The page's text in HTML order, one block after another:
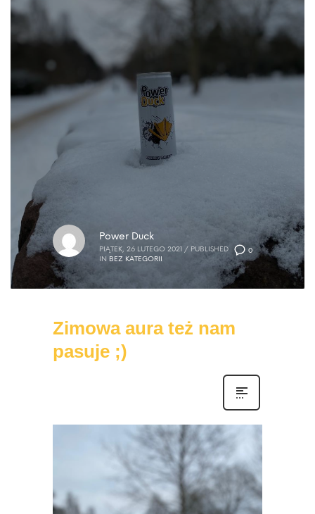
0
Power Duck
PIĄTEK, 26 LUTEGO 2021 / PUBLISHED
IN BEZ KATEGORII
Zimowa aura też nam
pasuje ;)